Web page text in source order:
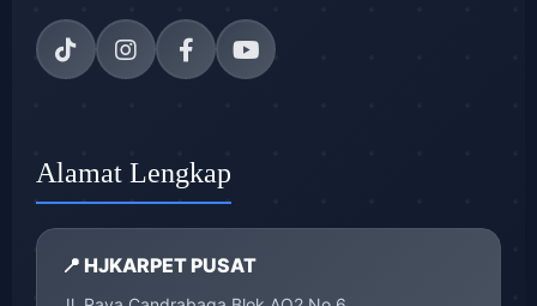
Alamat Lengkap
📍 HJKARPET PUSAT